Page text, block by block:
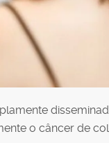
o câncer de